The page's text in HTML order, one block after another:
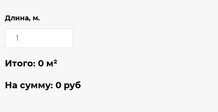
Длина, м.
Итого: 0 м²
На сумму: 0 руб